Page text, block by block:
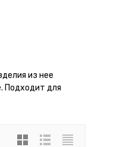
из нее
Подходит для